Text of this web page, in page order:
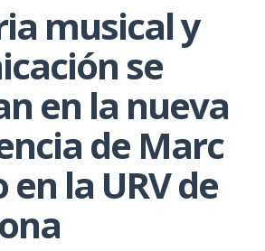
musical y
se
en la nueva
de Marc
en la URV de